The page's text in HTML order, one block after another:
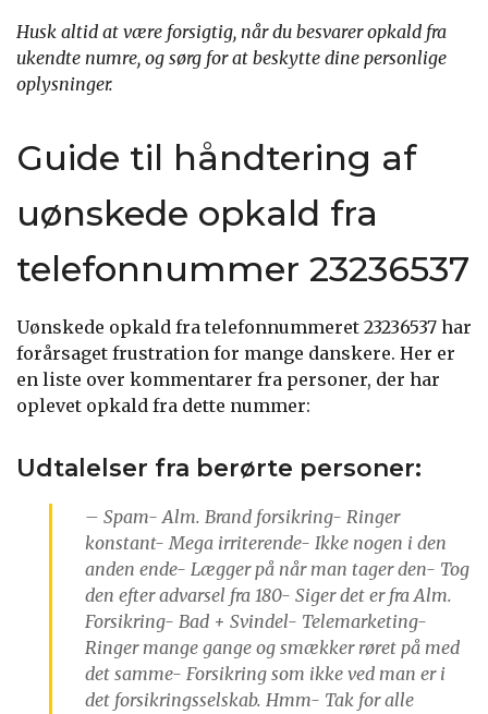
Husk altid at være forsigtig, når du besvarer opkald fra
ukendte numre, og sørg for at beskytte dine personlige
oplysninger.
Guide til håndtering af
uønskede opkald fra
telefonnummer 23236537
Uønskede opkald fra telefonnummeret 23236537 har
forårsaget frustration for mange danskere. Her er
en liste over kommentarer fra personer, der har
oplevet opkald fra dette nummer:
Udtalelser fra berørte personer:
– Spam- Alm. Brand forsikring- Ringer
konstant- Mega irriterende- Ikke nogen i den
anden ende- Lægger på når man tager den- Tog
den efter advarsel fra 180- Siger det er fra Alm.
Forsikring- Bad + Svindel- Telemarketing-
Ringer mange gange og smækker røret på med
det samme- Forsikring som ikke ved man er i
det forsikringsselskab. Hmm- Tak for alle